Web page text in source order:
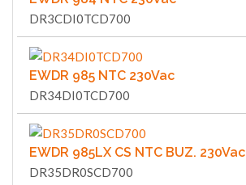
DR3CDI0TCD700
EWDR 985 NTC 230Vac
DR34DI0TCD700
EWDR 985LX CS NTC BUZ. 230Vac
DR35DR0SCD700